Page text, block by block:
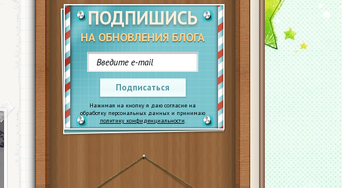
ПОДПИШИСЬ
НА ОБНОВЛЕНИЯ БЛОГА
Подписаться
Нажимая на кнопку я даю согласие на
обработку персональных данных и принимаю
политику конфиденциальности.